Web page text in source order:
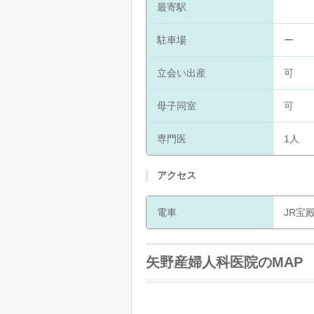
最寄駅
駐車場 ー
立会い出産 可
母子同室 可
専門医 1人
アクセス
電車 JR宝
矢野産婦人科医院のMAP